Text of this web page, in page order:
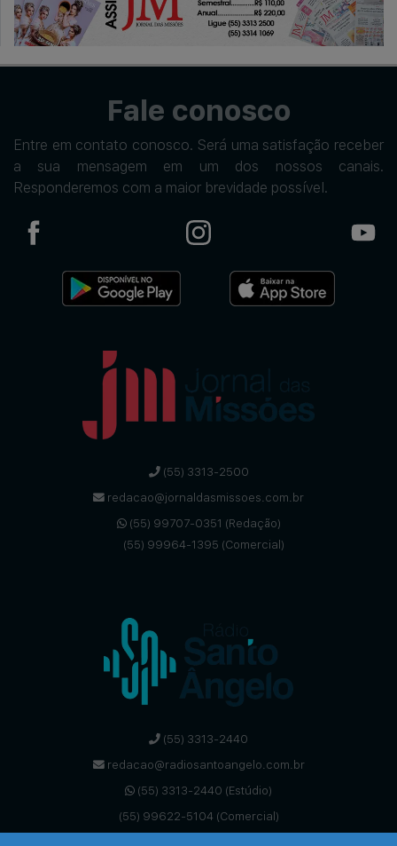
Fale conosco
Entre em contato conosco. Será uma satisfação receber
a sua mensagem em um dos nossos canais.
Responderemos com a maior brevidade possível.
(55) 3313-2500
redacao@jornaldasmissoes.com.br
(55) 99707-0351 (Redação)
(55) 99964-1395 (Comercial)
(55) 3313-2440
redacao@radiosantoangelo.com.br
(55) 3313-2440 (Estúdio)
(55) 99622-5104 (Comercial)